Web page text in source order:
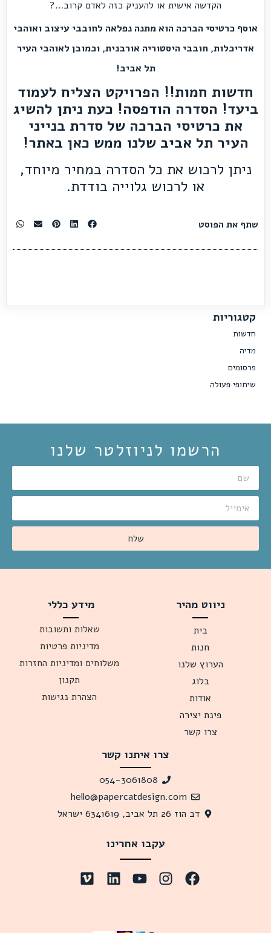
קטגוריות
חדשות
מדיה
פרסומים
שיתופי פעולה
הקדשה אישית או להעניק כזה לאדם קרוב…?
אוסף כרטיסי הברכה הוא מתנה נפלאה לחובבי עיצוב ואוהבי
אדריכלות, חובבי היסטוריה אורבנית, וכמובן לאוהבי העיר
תל אביב!
חדשות חמות!! הפרויקט הצליח לעמוד
ביעד! הסדרה הודפסה! כעת ניתן להשיג
את כרטיסי הברכה של סדרת בנייני
העיר תל אביב שלנו ממש כאן באתר!
ניתן לרכוש את כל הסדרה במחיר מיוחד,
או לרכוש גלוייה בודדת.
שתף את הפוסט
הרשמו לניוזלטר שלנו
שלח
ניווט מהיר
בית
חנות
הערוץ שלנו
בלוג
אודות
פינת יצירה
צרו קשר
מידע כללי
שאלות ותשובות
מדיניות פרטיות
משלוחים ומדיניות החזרות
תקנון
הצהרת נגישות
צרו איתנו קשר
054-3061808
hello@papercatdesign.com
דב הוז 26 תל אביב, 6341619 ישראל
עקבו אחרינו